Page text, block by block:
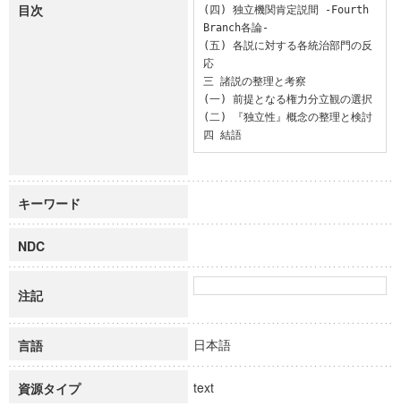
目次
(四) 独立機関肯定説間 -Fourth
Branch各論-
(五) 各説に対する各統治部門の反
応
三 諸説の整理と考察
(一) 前提となる権力分立観の選択
(二) 『独立性』概念の整理と検討
四 結語
キーワード
NDC
注記
言語 日本語
資源タイプ text